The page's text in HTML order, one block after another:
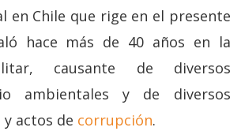
en Chile que rige en el presente
hace más de 40 años en la
causante de diversos
ambientales y de diversos
y actos de corrupción.